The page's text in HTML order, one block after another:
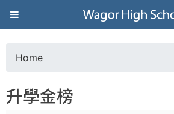
Jump to navigation
葳
格
高
o
Home
升學金榜